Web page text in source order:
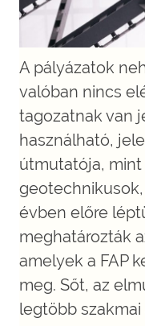
A pályázatok
valóban nincs
tagozatnak van
használható,
útmutatója, mint
évben előre
meghatározták
amelyek a FAP
meg. Sőt, az
legtöbb szakmai